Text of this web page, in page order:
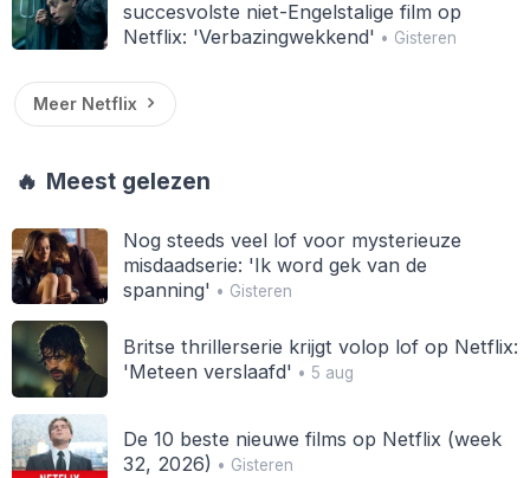
succesvolste niet-Engelstalige film op
Netflix: 'Verbazingwekkend' • Gisteren
Meer Netflix
🔥 Meest gelezen
Nog steeds veel lof voor mysterieuze
misdaadserie: 'Ik word gek van de
spanning' • Gisteren
Britse thrillerserie krijgt volop lof op Netflix:
'Meteen verslaafd' • 5 aug
De 10 beste nieuwe films op Netflix (week
32, 2026) • Gisteren